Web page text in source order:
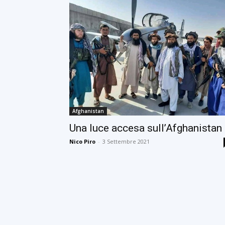
Afghanistan
Una luce accesa sull’Afghanistan
Nico Piro - 3 Settembre 2021